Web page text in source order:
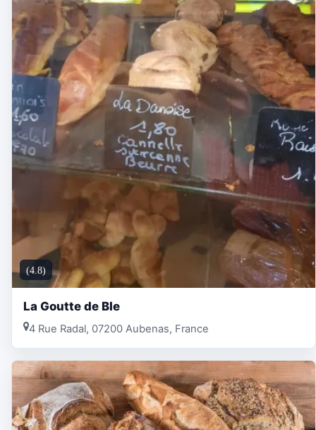
(4.8)
La Goutte de Ble
4 Rue Radal, 07200 Aubenas, France